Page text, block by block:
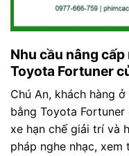
Nhu cầu nâng
Toyota Fortuner
Chú An, khách hàng
bằng Toyota
xe hạn chế giải trí và
pháp nghe nhạc,